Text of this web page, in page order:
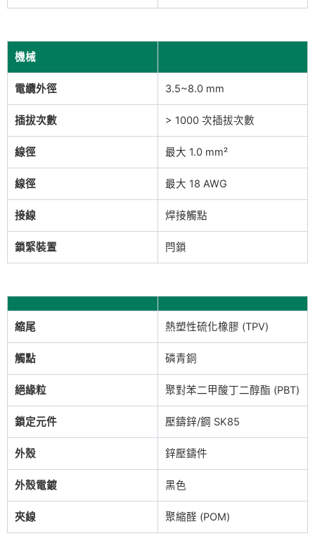
機械
電纜外徑 3.5~8.0 mm
插拔次數 > 1000 次插拔次數
線徑 最大 1.0 mm²
線徑 最大 18 AWG
接線 焊接觸點
鎖緊裝置 閂鎖
縮尾 熱塑性硫化橡膠 (TPV)
觸點 磷青銅
絕緣粒 聚對苯二甲酸丁二醇酯 (PBT)
鎖定元件 壓鑄鋅/鋼 SK85
外殼 鋅壓鑄件
外殼電鍍 黑色
夾線 聚縮醛 (POM)